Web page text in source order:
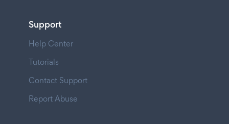
Support
Help Center
Tutorials
Contact Support
Report Abuse